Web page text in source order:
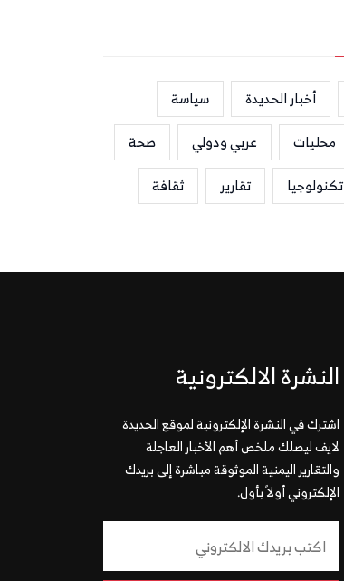
أخبار الحديدة
سياسة
محليات عربي ودولي
صحة
تكنولوجيا تقارير ثقافة
النشرة الالكترونية
اشترك في النشرة الإلكترونية لموقع الحديدة
لايف ليصلك ملخص أهم الأخبار العاجلة
والتقارير اليمنية الموثوقة مباشرة إلى بريدك
الإلكتروني أولاً بأول.